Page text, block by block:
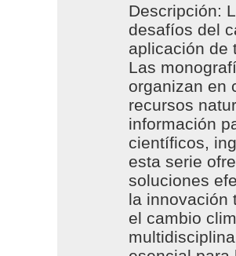
Descripción:
desafíos del
aplicación de
Las
organizan en
recursos
información
científicos,
esta serie
soluciones
la innovación
el cambio